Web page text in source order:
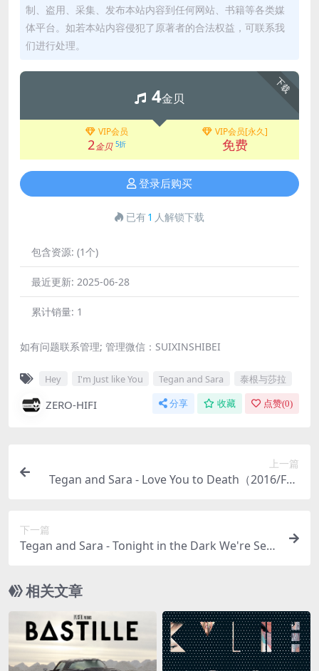
制、盗用、采集、发布本站内容到任何网站、书籍等各类媒
体平台。如若本站内容侵犯了原著者的合法权益，可联系我
们进行处理。
下载
4金贝
VIP会员
2金贝 5折
VIP会员[永久]
免费
登录后购买
已有1 人解锁下载
包含资源: (1个)
最近更新: 2025-06-28
累计销量: 1
如有问题联系管理; 管理微信：SUIXINSHIBEI
Hey I'm Just like You Tegan and Sara 泰根与莎拉
ZERO-HIFI 分享 收藏 点赞(0)
上一篇
Tegan and Sara - Love You to Death（2016/FLA
下一篇
Tegan and Sara - Tonight in the Dark We're Seei
相关文章